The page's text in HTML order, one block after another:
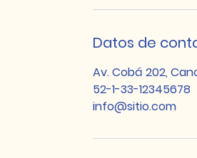
Datos de
Av. Cobá 202,
52-1-33-12345678
info@sitio.com